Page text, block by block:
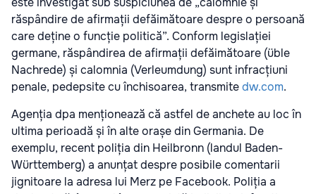
răspândire de afirmații defăimătoare despre o persoană
care deține o funcție politică”. Conform legislației
germane, răspândirea de afirmații defăimătoare (üble
Nachrede) și calomnia (Verleumdung) sunt infracțiuni
penale, pedepsite cu închisoarea, transmitedw.com.
Agenția dpa menționează că astfel de anchete au loc în
ultima perioadă și în alte orașe din Germania. De
exemplu, recent poliția din Heilbronn (landul Baden-
Württemberg) a anunțat despre posibile comentarii
jignitoare la adresa lui Merz pe Facebook. Poliția a